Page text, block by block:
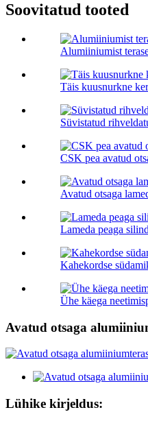
Soovitatud tooted
Alumiiniumist
Täis kuusnurkne
Süvistatud
CSK pea avatud
Avatud otsaga
Lameda peaga
Kahekordse
Ühe käega
Avatud otsaga
Lühike kirjeldus: